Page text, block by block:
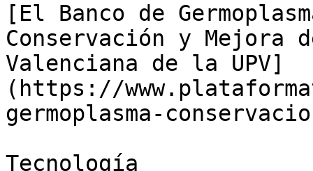
[El Banco de
Conservación y Mejora
Valenciana de la UPV]
(https://
germoplasma-
Tecnología